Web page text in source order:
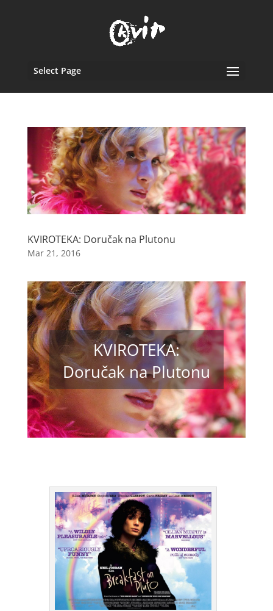
Select Page
KVIROTEKA: Doručak na Plutonu
Mar 21, 2016
KVIROTEKA:
Doručak na Plutonu